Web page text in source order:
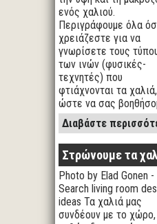
ενός χαλιού.
Περιγράφουμε όλα
χρειάζεστε για να
γνωρίσετε τους
των ινών (φυσικές-
τεχνητές) που
φτιάχνονται τα χαλιά,
ώστε να σας
Διαβάστε
Στρώνουμε τα
Photo by Elad Gonen -
Search living room
ideas Τα χαλιά μας
συνδέουν με το χώρο,